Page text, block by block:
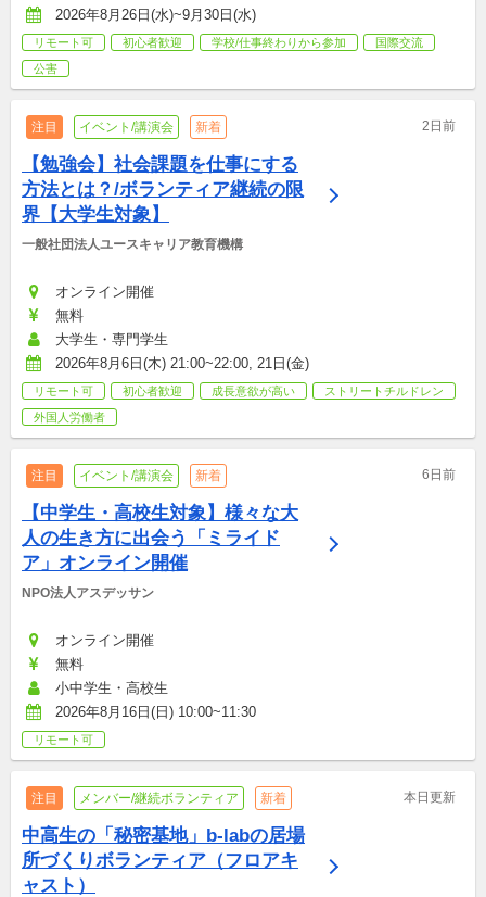
2026年8月26日(水)~9月30日(水)
リモート可 初心者歓迎 学校/仕事終わりから参加
国際交流
公害
注目 イベント/講演会 新着 2日前
【勉強会】社会課題を仕事にする
方法とは？/ボランティア継続の限
界【大学生対象】
一般社団法人ユースキャリア教育機構
オンライン開催
無料
大学生・専門学生
2026年8月6日(木) 21:00~22:00, 21日(金)
リモート可 初心者歓迎 成長意欲が高い
ストリートチルドレン
外国人労働者
注目 イベント/講演会 新着 6日前
【中学生・高校生対象】様々な大
人の生き方に出会う「ミライド
ア」オンライン開催
NPO法人アスデッサン
オンライン開催
無料
小中学生・高校生
2026年8月16日(日) 10:00~11:30
リモート可
注目 メンバー/継続ボランティア 新着 本日更新
中高生の「秘密基地」b-labの居場
所づくりボランティア（フロアキ
ャスト）